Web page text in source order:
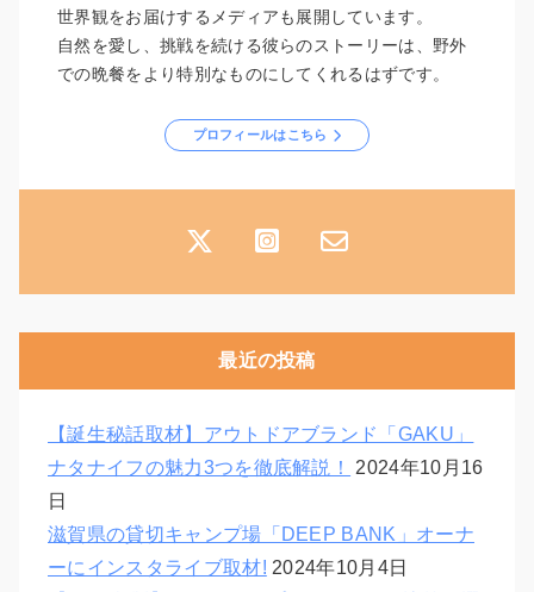
世界観をお届けするメディアも展開しています。
自然を愛し、挑戦を続ける彼らのストーリーは、野外
での晩餐をより特別なものにしてくれるはずです。
プロフィールはこちら
最近の投稿
【誕生秘話取材】アウトドアブランド「GAKU」
ナタナイフの魅力3つを徹底解説！
2024年10月16
日
滋賀県の貸切キャンプ場「DEEP BANK」オーナ
ーにインスタライブ取材! 2024年10月4日